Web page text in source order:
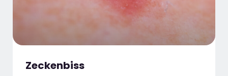
Zeckenbiss